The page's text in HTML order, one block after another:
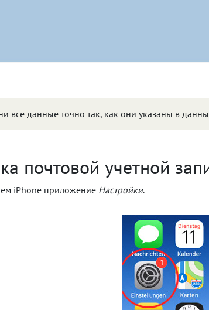
все данные точно так, как они указаны в
почтовой учетной
iPhone приложение Настройки.